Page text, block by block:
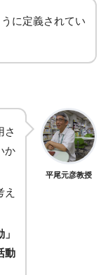
に定義されてい
さ
か
動
平尾元彦教授